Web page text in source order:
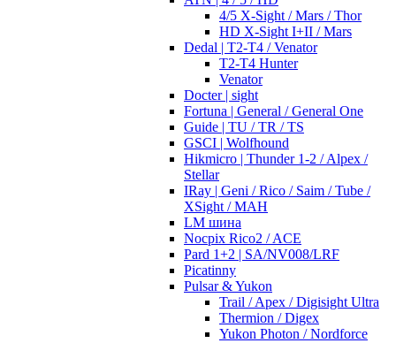
4/5 X-Sight / Mars / Thor
HD X-Sight I+II / Mars
Dedal | T2-T4 / Venator
T2-T4 Hunter
Venator
Docter | sight
Fortuna | General / General One
Guide | TU / TR / TS
GSCI | Wolfhound
Hikmicro | Thunder 1-2 / Alpex /
Stellar
IRay | Geni / Rico / Saim / Tube /
XSight / MAH
LM шина
Nocpix Rico2 / ACE
Pard 1+2 | SA/NV008/LRF
Picatinny
Pulsar & Yukon
Trail / Apex / Digisight Ultra
Thermion / Digex
Yukon Photon / Nordforce